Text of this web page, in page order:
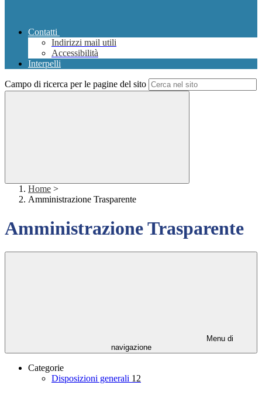
Contatti
Indirizzi mail utili
Accessibilità
Interpelli
Campo di ricerca per le pagine del sito
Home >
Amministrazione Trasparente
Amministrazione Trasparente
Menu di
navigazione
Categorie
Disposizioni generali 12